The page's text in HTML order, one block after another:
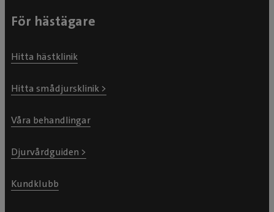
För hästägare
Hitta hästklinik
Hitta smådjursklinik >
Våra behandlingar
Djurvårdguiden >
Kundklubb